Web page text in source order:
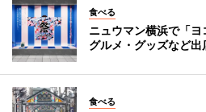
食べる
ニュウマン横浜で「
グルメ・グッズなど出
食べる